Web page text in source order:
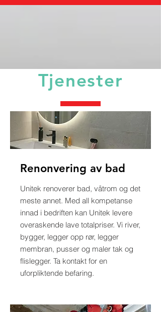
Tjenester
Renonvering av bad
Unitek renoverer bad, våtrom og det
meste annet. Med all kompetanse
innad i bedriften kan Unitek levere
overaskende lave totalpriser. Vi river,
bygger, legger opp rør, legger
membran, pusser og maler tak og
flislegger. Ta kontakt for en
uforpliktende befaring.